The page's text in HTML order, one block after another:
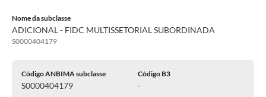
Nome da subclasse
ADICIONAL - FIDC MULTISSETORIAL SUBORDINADA
S0000404179
Código ANBIMA subclasse
S0000404179
Código B3
-